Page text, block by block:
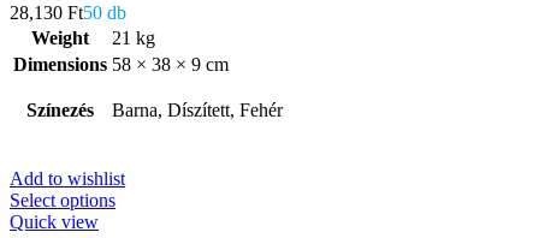
28,130 Ft50 db
Weight
21 kg
Dimensions 58 × 38 × 9 cm
Színezés Barna, Díszített, Fehér
Add to wishlist
Select options
Quick view